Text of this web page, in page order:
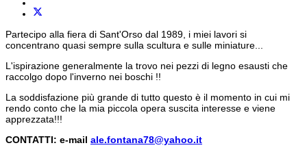
Partecipo alla fiera di Sant'Orso dal 1989, i miei lavori si
concentrano quasi sempre sulla scultura e sulle miniature...
L'ispirazione generalmente la trovo nei pezzi di legno esausti che
raccolgo dopo l'inverno nei boschi !!
La soddisfazione più grande di tutto questo è il momento in cui mi
rendo conto che la mia piccola opera suscita interesse e viene
apprezzata!!!
CONTATTI: e-mail ale.fontana78@yahoo.it